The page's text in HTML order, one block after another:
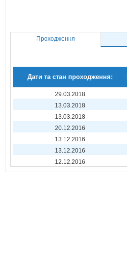
Проходження
Дати та стан проходження:
29.03.2018
13.03.2018
13.03.2018
20.12.2016
13.12.2016
13.12.2016
12.12.2016